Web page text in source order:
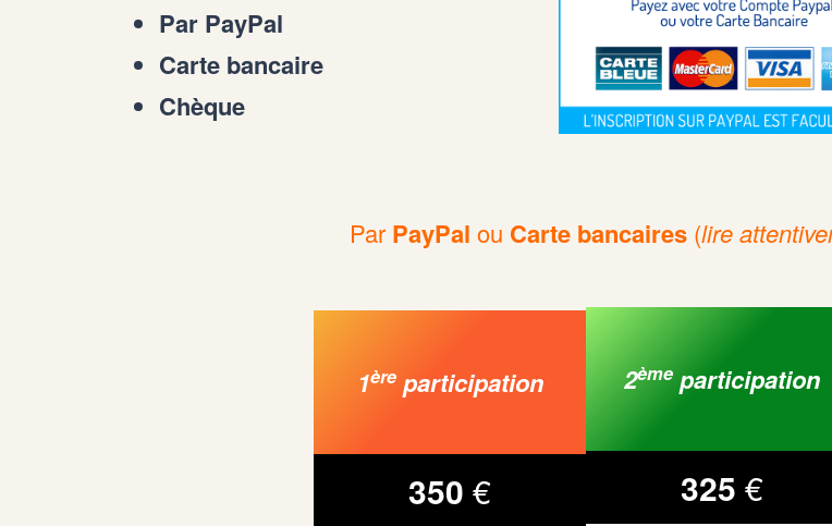
Par PayPal
Carte bancaire
Chèque
Par PayPal ou Carte bancaires (lire
1èreparticipation
350 €
2ème participation
325 €